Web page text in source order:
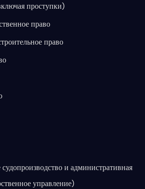
проступки)
право
право
и административная
управление)